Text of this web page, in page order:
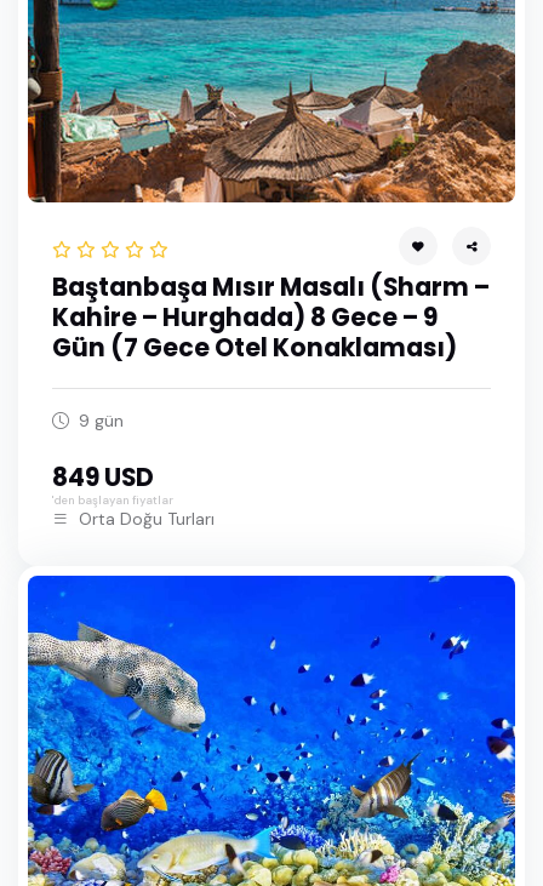
Temmuz 2027
Ağustos 2027
Eylül 2027
Ekim 2027
Kasım 2027
Aralık 2027
Ocak 2028
Nisan 2028
Temmuz 2028
Baştanbaşa Mısır Masalı (Sharm –
Kahire – Hurghada) 8 Gece – 9
Gün (7 Gece Otel Konaklaması)
9 gün
849 USD
'den başlayan fiyatlar
Orta Doğu Turları